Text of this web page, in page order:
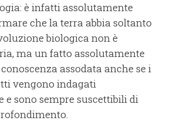
è infatti assolutamente
che la terra abbia soltanto
biologica non è
ma un fatto assolutamente
assodata anche se i
vengono indagati
e sono sempre suscettibili di